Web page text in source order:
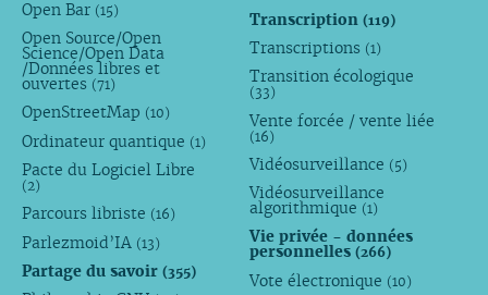
Open Bar (15)
Open Source/Open
Science/Open Data
/Données libres et
ouvertes (71)
OpenStreetMap (10)
Ordinateur quantique (1)
Pacte du Logiciel Libre
(2)
Parcours libriste (16)
Parlezmoid’IA (13)
Partage du savoir (355)
Transcription(119)
Transcriptions (1)
Transition écologique
(33)
Vente forcée / vente liée
(16)
Vidéosurveillance (5)
Vidéosurveillance
algorithmique (1)
Vie privée - données
personnelles(266)
Vote électronique (10)